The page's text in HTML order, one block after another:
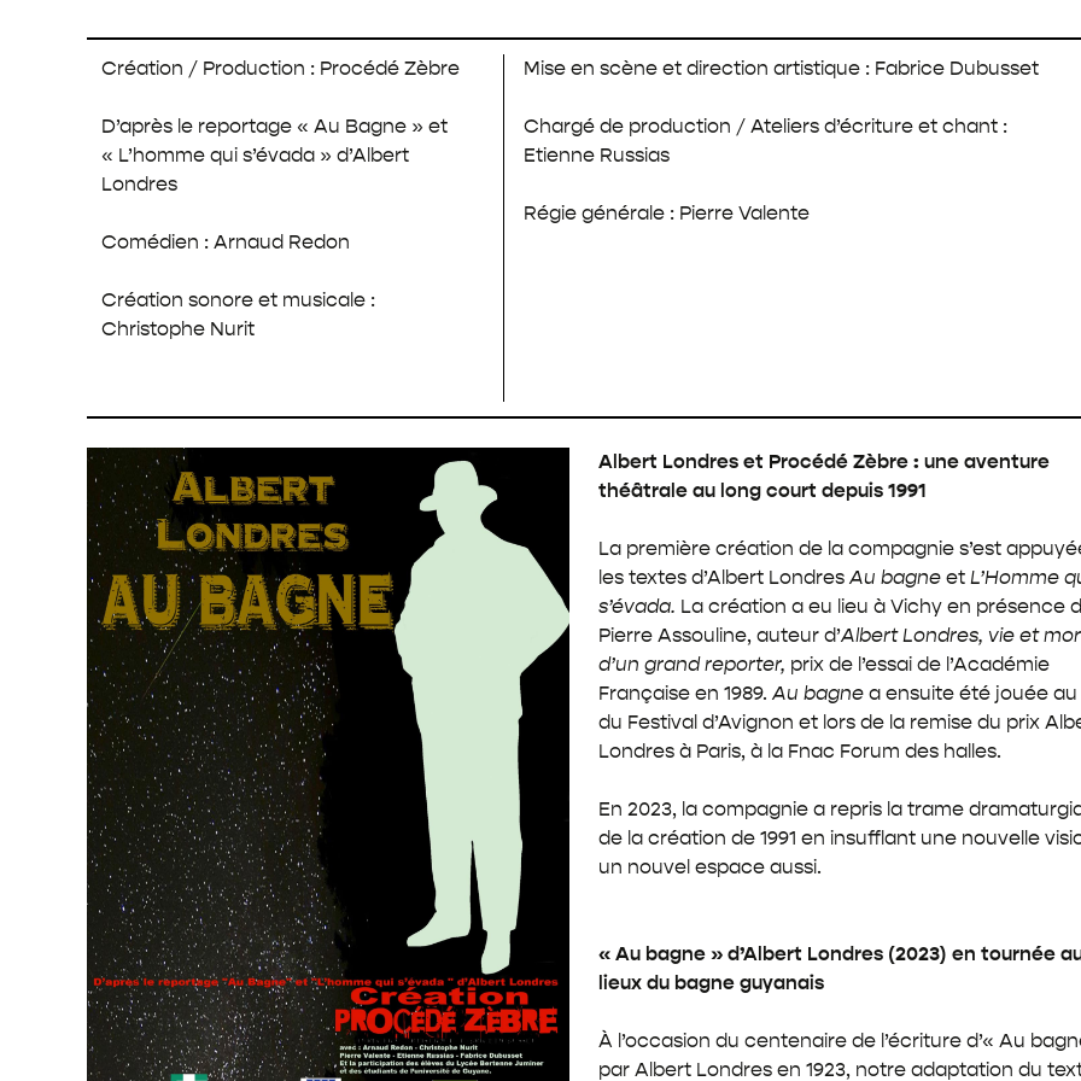
Porteurs
de
Explorateurs
Création / Production : Procédé Zèbre
D’après le reportage « Au Bagne » et
« L’homme qui s’évada » d’Albert
Londres
Comédien : Arnaud Redon
Création sonore et musicale :
Christophe Nurit
Mise en scène et direction artistique : Fabrice Dubusset
Chargé de production / Ateliers d’écriture et chant :
Etienne Russias
Régie générale : Pierre Valente
Albert Londres et Procédé Zèbre : une aventure
théâtrale au long court depuis 1991
La première création de la compagnie s’est
les textes d’Albert Londres Au bagne et L’Homme
s’évada. La création a eu lieu à Vichy en présence
Pierre Assouline, auteur d’Albert Londres, vie et
d’un grand reporter, prix de l’essai de l’Académie
Française en 1989. Au bagne a ensuite été jouée
du Festival d’Avignon et lors de la remise du prix
Londres à Paris, à la Fnac Forum des halles.
En 2023, la compagnie a repris la trame
de la création de 1991 en insufflant une nouvelle
un nouvel espace aussi.
« Au bagne » d’Albert Londres (2023) en tournée
lieux du bagne guyanais
À l’occasion du centenaire de l’écriture d’« Au
par Albert Londres en 1923, notre adaptation du